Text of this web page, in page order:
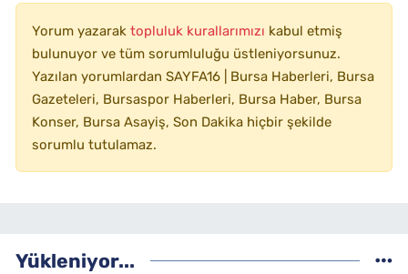
Yorum yazarak topluluk kurallarımızı kabul etmiş
bulunuyor ve tüm sorumluluğu üstleniyorsunuz.
Yazılan yorumlardan SAYFA16 | Bursa Haberleri, Bursa
Gazeteleri, Bursaspor Haberleri, Bursa Haber, Bursa
Konser, Bursa Asayiş, Son Dakika hiçbir şekilde
sorumlu tutulamaz.
Yükleniyor...